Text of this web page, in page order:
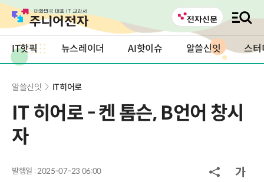
IT핫픽 뉴스레이더 AI핫이슈 알쓸신잇 스터
알쓸신잇 IT히어로
IT 히어로 - 켄 톰슨, B언어 창시
자
발행일 : 2025-07-23 06:00